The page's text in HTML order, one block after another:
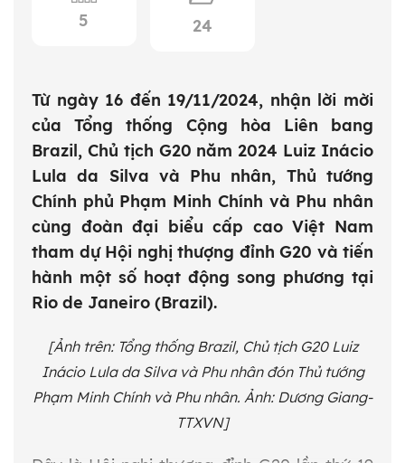
5 24
Từ ngày 16 đến 19/11/2024, nhận lời mời
của Tổng thống Cộng hòa Liên bang
Brazil, Chủ tịch G20 năm 2024 Luiz Inácio
Lula da Silva và Phu nhân, Thủ tướng
Chính phủ Phạm Minh Chính và Phu nhân
cùng đoàn đại biểu cấp cao Việt Nam
tham dự Hội nghị thượng đỉnh G20 và tiến
hành một số hoạt động song phương tại
Rio de Janeiro (Brazil).
[Ảnh trên: Tổng thống Brazil, Chủ tịch G20 Luiz
Inácio Lula da Silva và Phu nhân đón Thủ tướng
Phạm Minh Chính và Phu nhân. Ảnh: Dương Giang-
TTXVN]